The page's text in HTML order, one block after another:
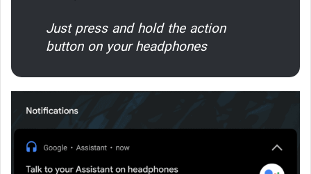
Just press and hold the action
button on your headphones